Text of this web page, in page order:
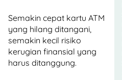
Semakin cepat kartu ATM
yang hilang ditangani,
semakin kecil risiko
kerugian finansial yang
harus ditanggung.